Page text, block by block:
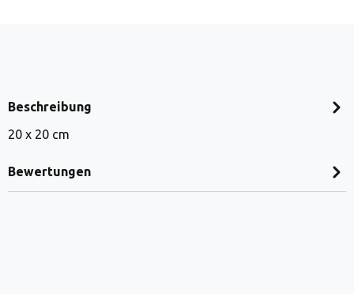
Beschreibung
20 x 20 cm
Bewertungen